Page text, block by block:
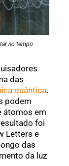
no tempo
das
quântica.
podem
átomos em
foi
Letters e
das
da luz